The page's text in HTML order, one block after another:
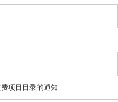
项目目录的通知